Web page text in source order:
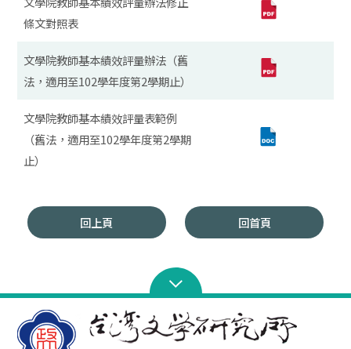
條文對照表
文學院教師基本績效評量辦法（舊
法，適用至102學年度第2學期止）
文學院教師基本績效評量表範例
（舊法，適用至102學年度第2學期
止）
回上頁 回首頁